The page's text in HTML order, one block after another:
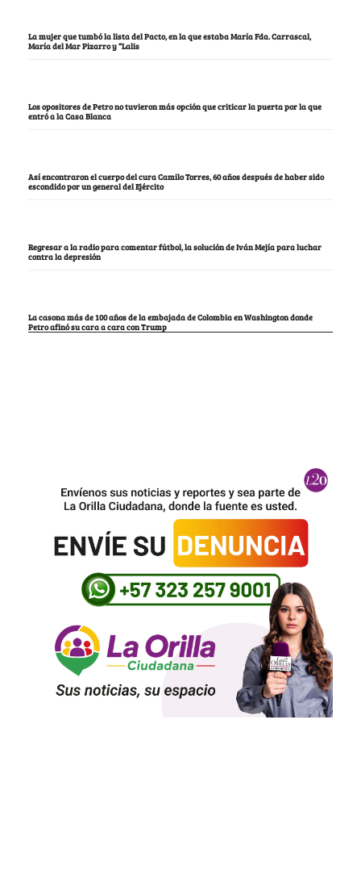
La mujer que tumbó la lista del Pacto, en la que estaba María Fda. Carrascal,
María del Mar Pizarro y “Lalis
Los opositores de Petro no tuvieron más opción que criticar la puerta por la que
entró a la Casa Blanca
Así encontraron el cuerpo del cura Camilo Torres, 60 años después de haber sido
escondido por un general del Ejército
Regresar a la radio para comentar fútbol, la solución de Iván Mejía para luchar
contra la depresión
La casona más de 100 años de la embajada de Colombia en Washington donde
Petro afinó su cara a cara con Trump